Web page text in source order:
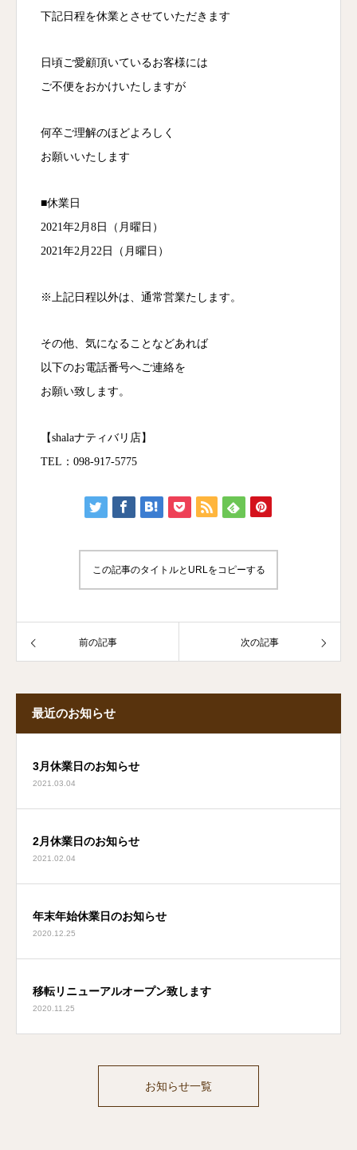
下記日程を休業とさせていただきます
日頃ご愛顧頂いているお客様には
ご不便をおかけいたしますが
何卒ご理解のほどよろしく
お願いいたします
■休業日
2021年2月8日（月曜日）
2021年2月22日（月曜日）
※上記日程以外は、通常営業たします。
その他、気になることなどあれば
以下のお電話番号へご連絡を
お願い致します。
【shalaナティバリ店】
TEL：098-917-5775
この記事のタイトルとURLをコピーする
前の記事 次の記事
最近のお知らせ
3月休業日のお知らせ
2021.03.04
2月休業日のお知らせ
2021.02.04
年末年始休業日のお知らせ
2020.12.25
移転リニューアルオープン致します
2020.11.25
お知らせ一覧